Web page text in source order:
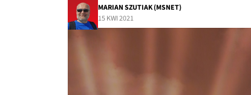
MARIAN SZUTIAK (MSNET)
15 KWI 2021